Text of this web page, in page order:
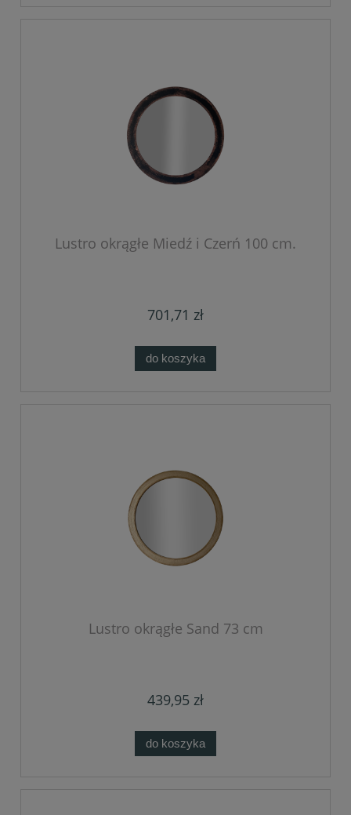
Lustro okrągłe Miedź i Czerń 100 cm.
701,71 zł
do koszyka
Lustro okrągłe Sand 73 cm
439,95 zł
do koszyka